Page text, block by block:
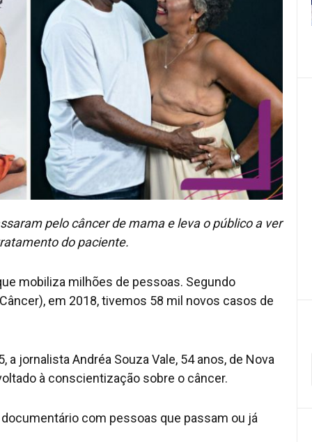
pelo câncer de mama e leva o público a ver
do paciente.
mobiliza milhões de pessoas. Segundo
em 2018, tivemos 58 mil novos casos de
a jornalista Andréa Souza Vale, 54 anos, de Nova
à conscientização sobre o câncer.
com pessoas que passam ou já